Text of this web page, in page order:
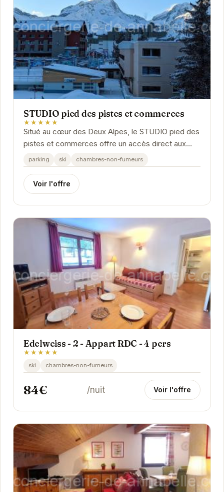
STUDIO pied des pistes et commerces
★★★★★
Situé au cœur des Deux Alpes, le STUDIO pied des
pistes et commerces offre un accès direct aux
pistes de ski et à de nombreux commerces. Idéal...
parking ski chambres-non-fumeurs
Voir l'offre
Edelweiss - 2 - Appart RDC - 4 pers
★★★★★
ski chambres-non-fumeurs
84€ /nuit Voir l'offre